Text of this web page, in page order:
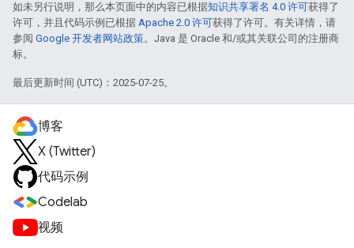
如未另行说明，那么本页面中的内容已根据知识共享署名 4.0 许可获得了
许可，并且代码示例已根据 Apache 2.0 许可获得了许可。有关详情，请
参阅 Google 开发者网站政策。Java 是 Oracle 和/或其关联公司的注册商
标。
最后更新时间 (UTC)：2025-07-25。
博客
X (Twitter)
代码示例
Codelab
视频